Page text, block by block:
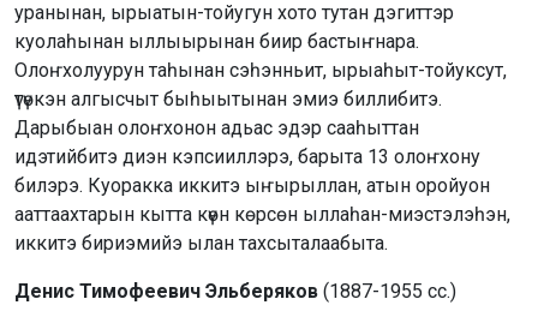
уранынан, ырыатын-тойугун хото тутан дэгиттэр
куолаһынан ыллыырынан биир бастыҥнара.
Олоҥхолуурун таһынан сэһэнньит, ырыаһыт-тойуксут,
үтүөкэн алгысчыт быһыытынан эмиэ биллибитэ.
Дарыбыан олоҥхонон адьас эдэр сааһыттан
идэтийбитэ диэн кэпсииллэрэ, барыта 13 олоҥхону
билэрэ. Куоракка иккитэ ыҥырыллан, атын оройуон
ааттаахтарын кытта күөн көрсөн ыллаһан-миэстэлэһэн,
иккитэ бириэмийэ ылан тахсыталаабыта.
Денис Тимофеевич Эльберяков (1887-1955 сс.)